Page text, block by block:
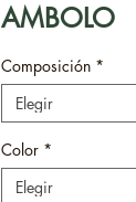
AMBOLO
Composición *
Elegir
Color *
Elegir